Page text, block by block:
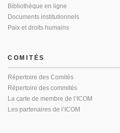
Bibliothèque en ligne
Documents institutionnels
Paix et droits humains
COMITÉS
Répertoire des Comités
Répertoire des commités
La carte de membre de l’ICOM
Les partenaires de l’ICOM